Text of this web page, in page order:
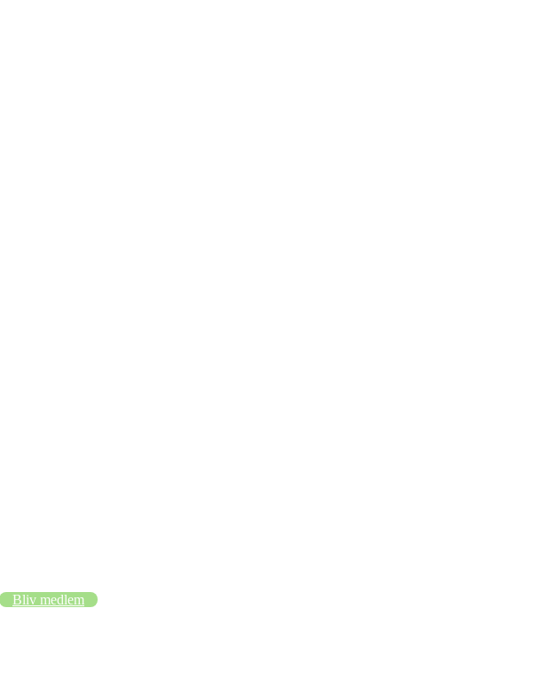
Bliv medlem